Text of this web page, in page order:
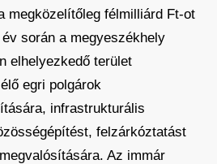
megközelítőleg félmilliárd Ft-ot
során a megyeszékhely
elhelyezkedő terület
egri polgárok
infrastrukturális
felzárkóztatást
Az immár